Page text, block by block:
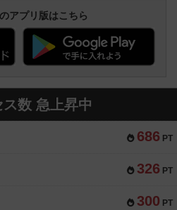
アプリ版はこちら
ス数 急上昇中
686 PT
326 PT
300 PT